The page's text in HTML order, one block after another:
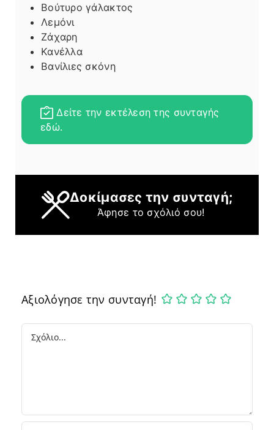
Βούτυρο γάλακτος
Λεμόνι
Ζάχαρη
Κανέλλα
Βανίλιες σκόνη
Δείτε την εκτέλεση της συνταγής
εδώ.
Δοκίμασες την συνταγή;
Άφησε το σχόλιό σου!
Αξιολόγησε την συνταγή!
Comment